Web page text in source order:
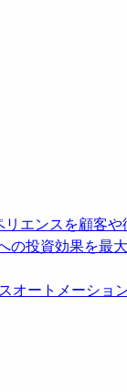
エンスを顧客
投資効果を最大
オートメーショ